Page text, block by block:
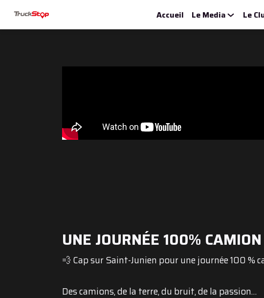
Accueil Le Media Le
UNE JOURNÉE 100%
💨 Cap sur Saint-Junien pour une journée 100 %
Des camions, de la terre, du bruit, de la passion…